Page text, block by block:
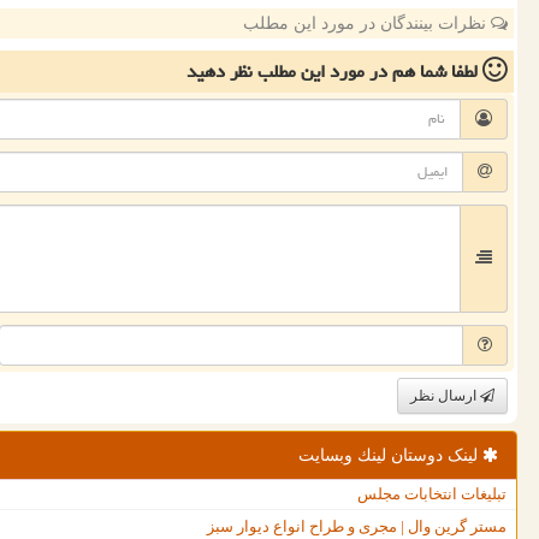
نظرات بینندگان در مورد این مطلب
لطفا شما همدر مورد این مطلبنظر دهید
ارسال نظر
لینک دوستان لینك وبسایت
تبلیغات انتخابات مجلس
مستر گرین وال | مجری و طراح انواع دیوار سبز